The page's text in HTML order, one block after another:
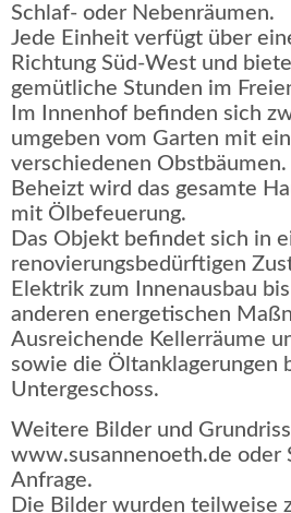
Schlaf- oder Nebenräumen.
Jede Einheit verfügt über
Richtung Süd-West und
gemütliche Stunden im
Im Innenhof befinden sich
umgeben vom Garten mit
verschiedenen Obstbäumen.
Beheizt wird das gesamte
mit Ölbefeuerung.
Das Objekt befindet sich in
renovierungsbedürftigen
Elektrik zum Innenausbau
anderen energetischen
Ausreichende Kellerräume
sowie die Öltanklagerungen
Untergeschoss.
Weitere Bilder und
www.susannenoeth.de oder
Anfrage.
Die Bilder wurden teilweise